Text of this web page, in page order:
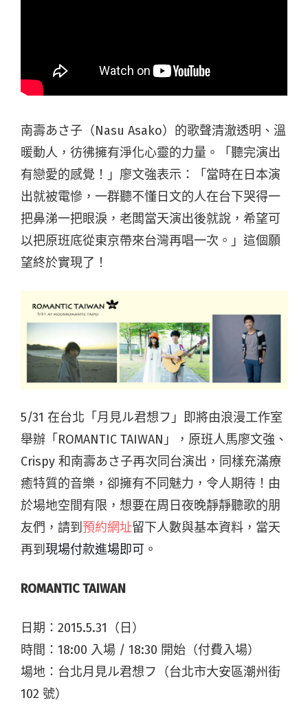
南壽あさ子（Nasu Asako）的歌聲清澈透明、溫
暖動人，彷彿擁有淨化心靈的力量。「聽完演出
有戀愛的感覺！」廖文強表示：「當時在日本演
出就被電慘，一群聽不懂日文的人在台下哭得一
把鼻涕一把眼淚，老闆當天演出後就說，希望可
以把原班底從東京帶來台灣再唱一次。」這個願
望終於實現了！
5/31 在台北「月見ル君想フ」即將由浪漫工作室
舉辦「ROMANTIC TAIWAN」，原班人馬廖文強、
Crispy 和南壽あさ子再次同台演出，同樣充滿療
癒特質的音樂，卻擁有不同魅力，令人期待！由
於場地空間有限，想要在周日夜晚靜靜聽歌的朋
友們，請到預約網址留下人數與基本資料，當天
再到現場付款進場即可。
ROMANTIC TAIWAN
日期：2015.5.31（日）
時間：18:00 入場 / 18:30 開始（付費入場）
場地：台北月見ル君想フ（台北市大安區潮州街
102 號）